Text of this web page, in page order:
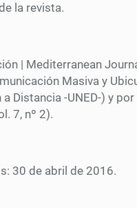
la revista.
| Mediterranean
Masiva y
Distancia -UNED-) y
7, nº 2).
30 de abril de 2016.